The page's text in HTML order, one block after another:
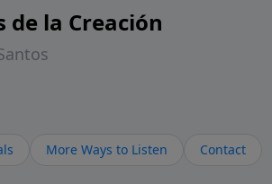
de la Creación
More Ways to Listen Contact